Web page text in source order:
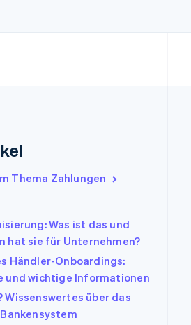
Thema Zahlungen
Was ist das und
hat sie für Unternehmen?
Händler-Onboardings:
und wichtige Informationen
Wissenswertes über das